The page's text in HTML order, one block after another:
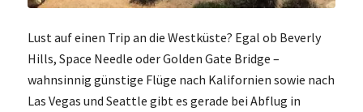
Lust auf einen Trip an die Westküste? Egal ob Beverly
Hills, Space Needle oder Golden Gate Bridge –
wahnsinnig günstige Flüge nach Kalifornien sowie nach
Las Vegas und Seattle gibt es gerade bei Abflug in